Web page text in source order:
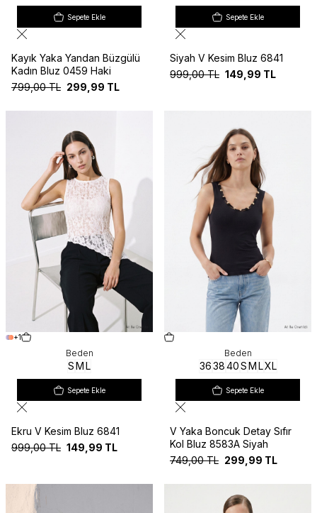
Sepete Ekle
Kayık Yaka Yandan Büzgülü
Kadın Bluz 0459 Haki
799,00TL 299,99 TL
Sepete Ekle
Siyah V Kesim Bluz 6841
999,00TL 149,99 TL
+1
Beden
SML
Sepete Ekle
Ekru V Kesim Bluz 6841
999,00TL 149,99 TL
Beden
363840SMLXL
Sepete Ekle
V Yaka Boncuk Detay Sıfır
Kol Bluz 8583A Siyah
749,00TL 299,99 TL